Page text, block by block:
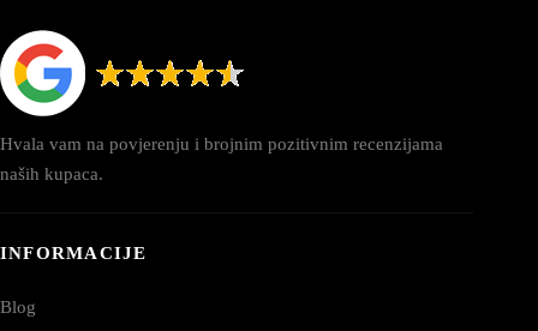
Hvala vam na povjerenju i brojnim pozitivnim recenzijama
naših kupaca.
INFORMACIJE
Blog